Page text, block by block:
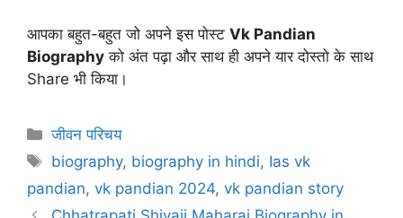
आपका बहुत-बहुत जो अपने इस पोस्ट Vk Pandian
Biography को अंत पढ़ा और साथ ही अपने यार दोस्तो के साथ
Share भी किया।
Categories
जीवन परिचय
Tags
biography, biography in hindi, Ias vk
pandian, vk pandian 2024, vk pandian story